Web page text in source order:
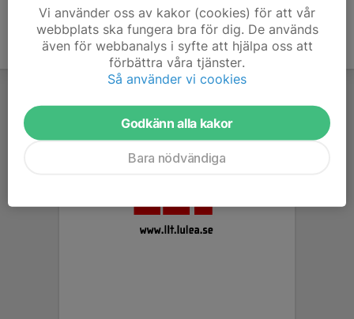
Vi använder oss av kakor (cookies) för att vår
webbplats ska fungera bra för dig. De används
även för webbanalys i syfte att hjälpa oss att
förbättra våra tjänster.
Så använder vi cookies
Godkänn alla kakor
Bara nödvändiga